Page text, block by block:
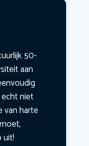
50-
aan
niet
van harte
uit!